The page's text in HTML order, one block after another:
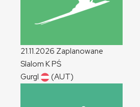
21.11.2026 Zaplanowane
Slalom KPŚ
Gurgl
(AUT)